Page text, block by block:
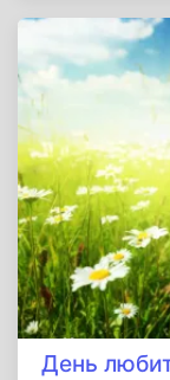
Традиции
вокруг
памяти. Для
развития
остается
День